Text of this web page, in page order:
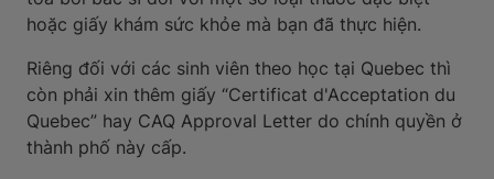
hoặc giấy khám sức khỏe mà bạn đã thực hiện.
Riêng đối với các sinh viên theo học tại Quebec thì
còn phải xin thêm giấy “Certificat d'Acceptation du
Quebec” hay CAQ Approval Letter do chính quyền ở
thành phố này cấp.